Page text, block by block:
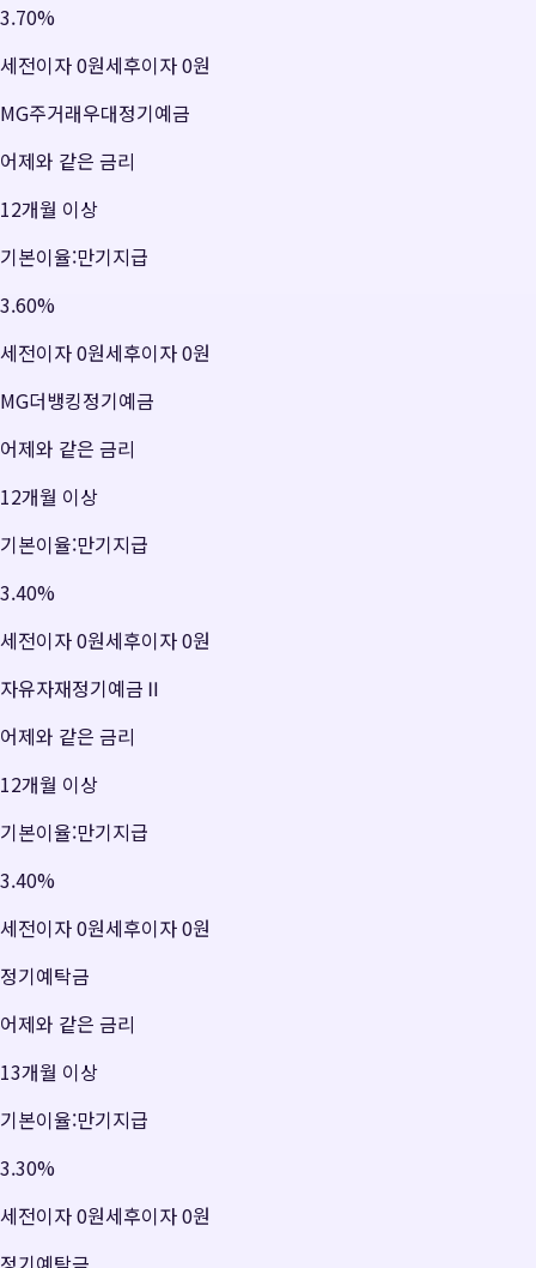
3.70%
세전이자0원세후이자0원
MG주거래우대정기예금
어제와 같은 금리
12개월 이상
기본이율:만기지급
3.60%
세전이자0원세후이자0원
MG더뱅킹정기예금
어제와 같은 금리
12개월 이상
기본이율:만기지급
3.40%
세전이자0원세후이자0원
자유자재정기예금Ⅱ
어제와 같은 금리
12개월 이상
기본이율:만기지급
3.40%
세전이자0원세후이자0원
정기예탁금
어제와 같은 금리
13개월 이상
기본이율:만기지급
3.30%
세전이자0원세후이자0원